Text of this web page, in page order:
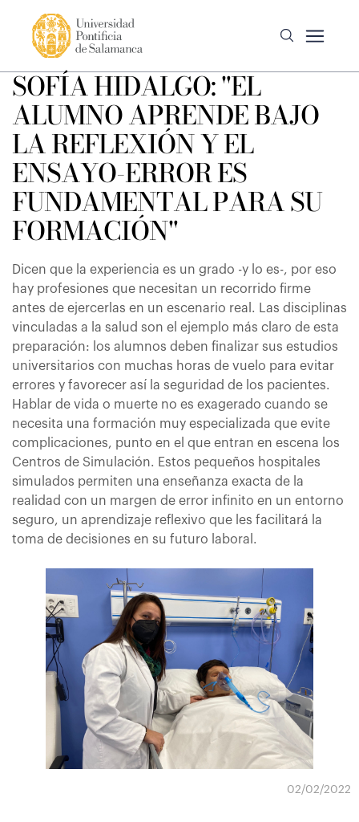
SOFÍA HIDALGO: "EL
ALUMNO APRENDE BAJO
LA REFLEXIÓN Y EL
ENSAYO-ERROR ES
FUNDAMENTAL PARA SU
FORMACIÓN"
Dicen que la experiencia es un grado -y lo es-, por eso
hay profesiones que necesitan un recorrido firme
antes de ejercerlas en un escenario real. Las disciplinas
vinculadas a la salud son el ejemplo más claro de esta
preparación: los alumnos deben finalizar sus estudios
universitarios con muchas horas de vuelo para evitar
errores y favorecer así la seguridad de los pacientes.
Hablar de vida o muerte no es exagerado cuando se
necesita una formación muy especializada que evite
complicaciones, punto en el que entran en escena los
Centros de Simulación. Estos pequeños hospitales
simulados permiten una enseñanza exacta de la
realidad con un margen de error infinito en un entorno
seguro, un aprendizaje reflexivo que les facilitará la
toma de decisiones en su futuro laboral.
02/02/2022